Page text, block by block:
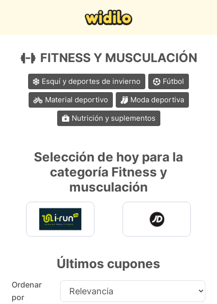
FITNESS Y MUSCULACIÓN
Esquí y deportes de invierno
Fútbol
Material deportivo
Moda deportiva
Nutrición y suplementos
Selección de hoy para la
categoría Fitness y
musculación
Últimos cupones
Ordenar
por